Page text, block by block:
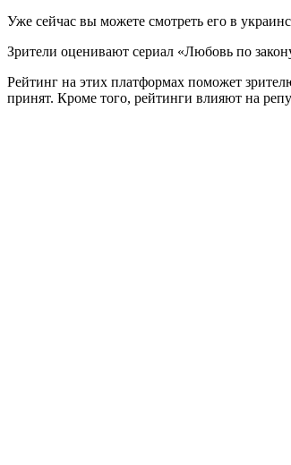
Уже сейчас вы можете смотреть его в
Зрители оценивают сериал «Любовь по
Рейтинг на этих платформах поможет
принят. Кроме того, рейтинги влияют на